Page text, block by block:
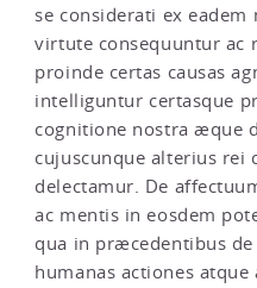
se considerati ex
virtute consequuntur ac
proinde certas causas
intelliguntur certasque
cognitione nostra æque
cujuscunque alterius rei
delectamur. De
ac mentis in eosdem
qua in præcedentibus
humanas actiones